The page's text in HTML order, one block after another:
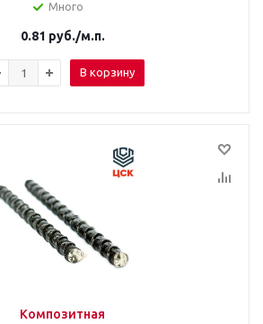
Много
0.81 руб./м.п.
В корзину
Композитная